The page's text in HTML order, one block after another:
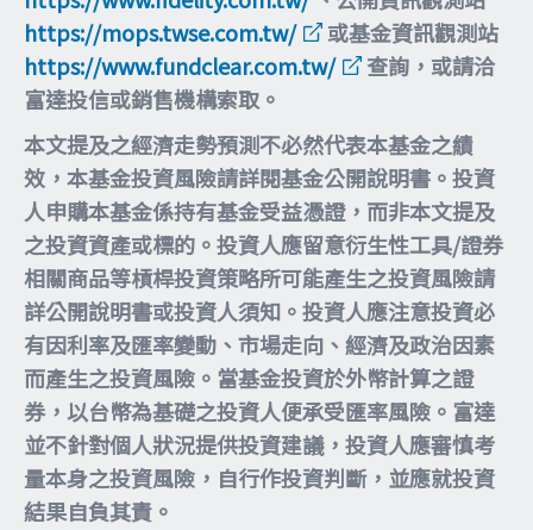
https://mops.twse.com.tw/
或基金資訊觀測站
https://www.fundclear.com.tw/
查詢，或請洽
富達投信或銷售機構索取。
本文提及之經濟走勢預測不必然代表本基金之績
效，本基金投資風險請詳閱基金公開說明書。投資
人申購本基金係持有基金受益憑證，而非本文提及
之投資資產或標的。投資人應留意衍生性工具/證券
相關商品等槓桿投資策略所可能產生之投資風險請
詳公開說明書或投資人須知。投資人應注意投資必
有因利率及匯率變動、市場走向、經濟及政治因素
而產生之投資風險。當基金投資於外幣計算之證
券，以台幣為基礎之投資人便承受匯率風險。富達
並不針對個人狀況提供投資建議，投資人應審慎考
量本身之投資風險，自行作投資判斷，並應就投資
結果自負其責。